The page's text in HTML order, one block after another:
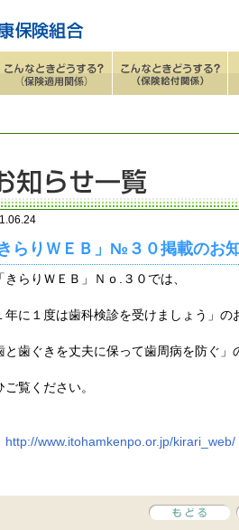
きらりＷＥＢ」№３０掲載の
らりＷＥＢ」Ｎｏ.３０では、
年に１度は歯科検診を受けましょう」の
と歯ぐきを丈夫に保って歯周病を防ぐ
ご覧ください。
http://www.itohamkenpo.or.jp/kirari_web/